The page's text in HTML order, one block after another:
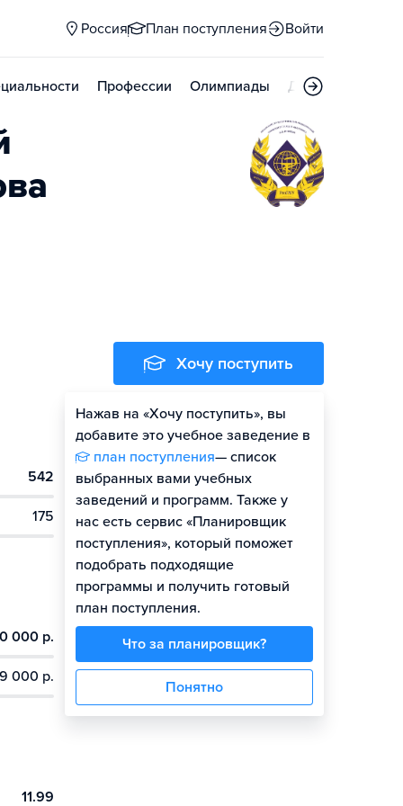
Россия План поступления Войти
Профессии Олимпиады Дни открытых
542
175
000 р.
000 р.
11.99
Хочу поступить
Нажав на «Хочу поступить», вы
добавите это учебное заведение в
план поступления— список
выбранных вами учебных
заведений и программ. Также у
нас есть сервис «Планировщик
поступления», который поможет
подобрать подходящие
программы и получить готовый
план поступления.
Что за планировщик?
Понятно
Оценить шансы